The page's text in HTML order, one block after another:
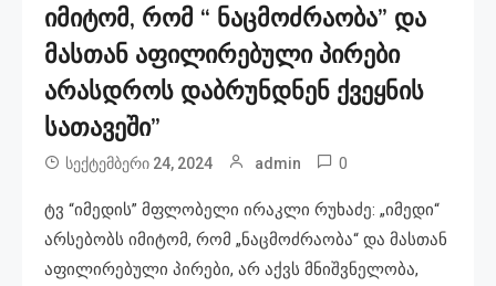
იმიტომ, რომ “ ნაცმოძრაობა” და
მასთან აფილირებული პირები
არასდროს დაბრუნდნენ ქვეყნის
სათავეში”
სექტემბერი 24, 2024 admin 0
ტვ “იმედის” მფლობელი ირაკლი რუხაძე: „იმედი“
არსებობს იმიტომ, რომ „ნაცმოძრაობა“ და მასთან
აფილირებული პირები, არ აქვს მნიშვნელობა,